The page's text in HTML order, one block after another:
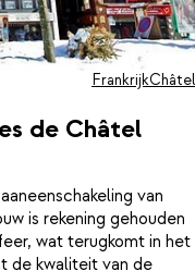
de Châtel
FrankrijkChâtel
van
is rekening gehouden
wat terugkomt in het
de kwaliteit van de